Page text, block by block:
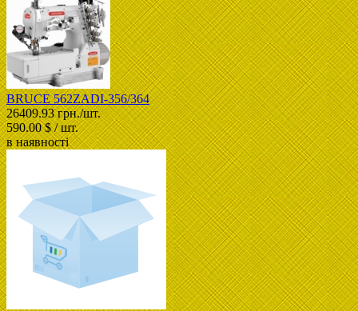
BRUCE 562ZADI-356/364
26409.93 грн./шт.
590.00 $ / шт.
в наявності